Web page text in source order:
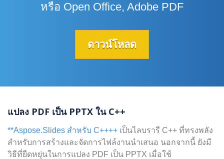
หรือ Open Office, Adobe PDF
ดาวน์โหลด
แปลง PDF เป็น PPTX ใน C++
**Aspose.Slides สำหรับ C++++ เป็นไลบรารี C++ ที่ทรงพลัง
สำหรับการสร้างและจัดการไฟล์งานนำเสนอ นอกจากนี้ ยังมี
วิธีที่ยืดหยุ่นในการแปลง PDF เป็น PPTX เมื่อใช้